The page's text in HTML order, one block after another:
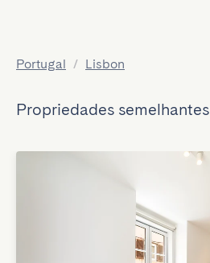
Portugal / Lisbon
Propriedades semelhantes